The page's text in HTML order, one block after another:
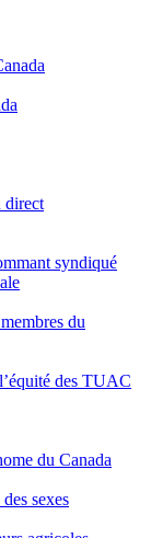
direct
syndiqué
du
des TUAC
du Canada
sexes